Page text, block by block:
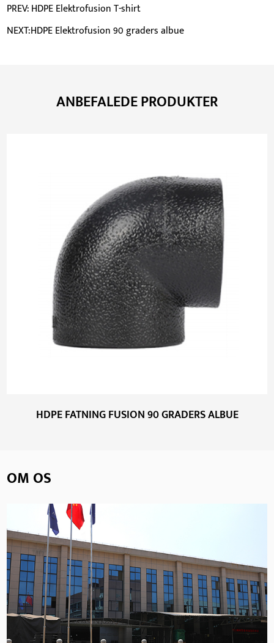
PREV: HDPE Elektrofusion T-shirt
NEXT:HDPE Elektrofusion 90 graders albue
ANBEFALEDE PRODUKTER
HDPE FATNING FUSION 90 GRADERS ALBUE
OM OS